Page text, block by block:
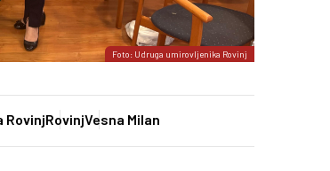
Foto: Udruga umirovljenika Rovinj
RovinjRovinjVesna Milan